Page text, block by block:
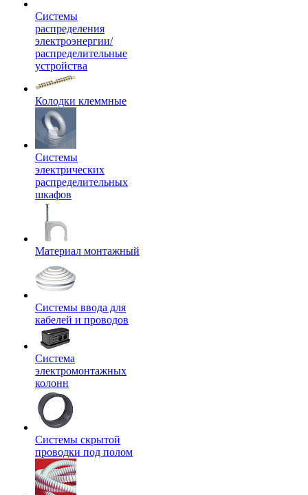
Системы
распределения
электроэнергии/
распределительные
устройства
Колодки клеммные
Системы
электрических
распределительных
шкафов
Материал монтажный
Системы ввода для
кабелей и проводов
Система
электромонтажных
колонн
Системы скрытой
проводки под полом